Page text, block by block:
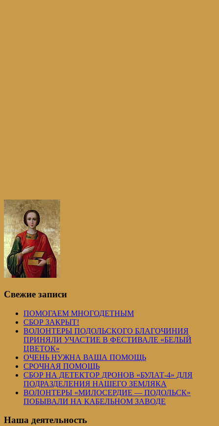
Свежие записи
ПОМОГАЕМ МНОГОДЕТНЫМ
СБОР ЗАКРЫТ!
ВОЛОНТЕРЫ ПОДОЛЬСКОГО БЛАГОЧИНИЯ
ПРИНЯЛИ УЧАСТИЕ В ФЕСТИВАЛЕ «БЕЛЫЙ
ЦВЕТОК»
ОЧЕНЬ НУЖНА ВАША ПОМОЩЬ
СРОЧНАЯ ПОМОЩЬ
СБОР НА ДЕТЕКТОР ДРОНОВ «БУЛАТ-4» ДЛЯ
ПОДРАЗДЕЛЕНИЯ НАШЕГО ЗЕМЛЯКА
ВОЛОНТЕРЫ «МИЛОСЕРДИЕ — ПОДОЛЬСК»
ПОБЫВАЛИ НА КАБЕЛЬНОМ ЗАВОДЕ
Наша деятельность